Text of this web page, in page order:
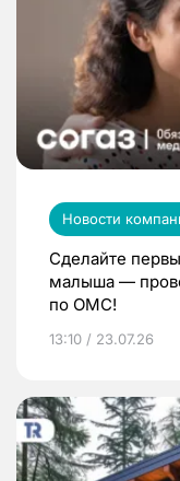
Новости
Сделайте
малыша —
по ОМС!
13:10 / 23.07.26